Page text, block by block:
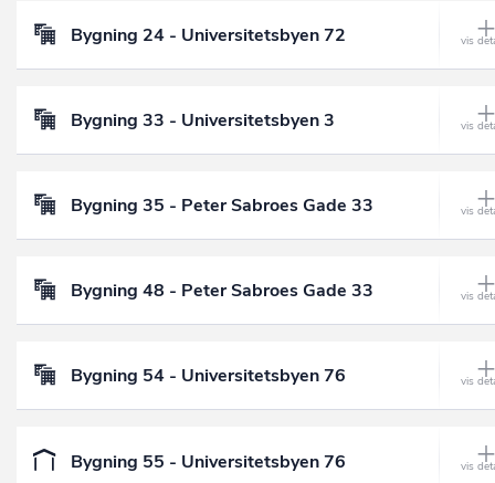
Bygning 24 - Universitetsbyen 72
Bygning 33 - Universitetsbyen 3
Bygning 35 - Peter Sabroes Gade 33
Bygning 48 - Peter Sabroes Gade 33
Bygning 54 - Universitetsbyen 76
Bygning 55 - Universitetsbyen 76